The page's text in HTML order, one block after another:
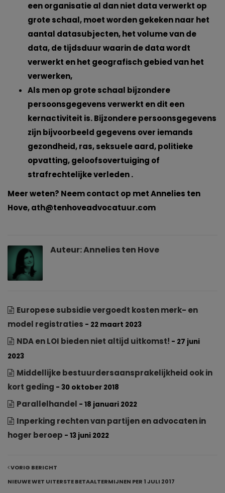
een organisatie al dan niet data verwerkt op
grote schaal, moet worden gekeken naar het
aantal datasubjecten, het volume van de
data, de tijdsduur waarin de data wordt
verwerkt en het geografisch gebied van het
verwerken,
Als men op grote schaal bijzondere
persoonsgegevens verwerkt en dit een
kernactiviteit is. Bijzondere persoonsgegevens
zijn bijvoorbeeld gegevens over iemands
gezondheid, ras, seksuele aard, politieke
opvatting, geloofsovertuiging of
strafrechtelijke verleden .
Meer weten? Neem contact op met Annelies ten
Hove,ath@tenhoveadvocatuur.com
Auteur:Annelies ten Hove
Europese subsidie vergoedt kosten merk- en
model registraties - 22 maart 2023
NDA en LOI bieden niet altijd uitkomst! - 27 juni
2023
Middellijke bestuurdersaansprakelijkheid ook in
kort geding - 30 oktober 2018
Parallelhandel - 18 januari 2022
Inperking rechten van partijen en advocaten in
hoger beroep - 13 juni 2022
VORIG BERICHT
NIEUWE WET UITERSTE BETAALTERMIJNEN PER 1 JULI 2017